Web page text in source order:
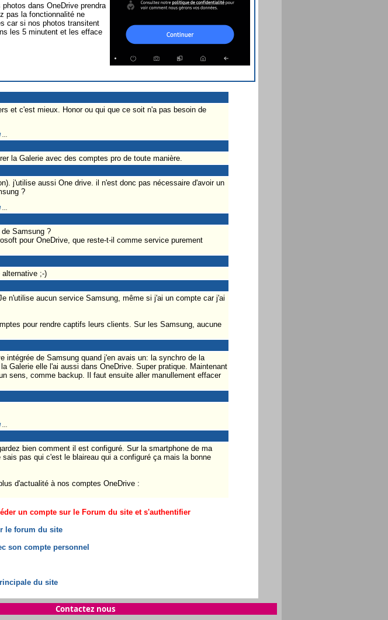
dans OneDrive prendra
pas la fonctionnalité ne
car si nos photos transitent
les 5 minutent et les efface
et c'est mieux. Honor ou qui que ce soit n'a pas besoin de
...
la Galerie avec des comptes pro de toute manière.
j'utilise aussi One drive. il n'est donc pas nécessaire d'avoir un
?
...
Samsung ?
pour OneDrive, que reste-t-il comme service purement
;-)
n'utilise aucun service Samsung, même si j'ai un compte car j'ai
pour rendre captifs leurs clients. Sur les Samsung, aucune
intégrée de Samsung quand j'en avais un: la synchro de la
Galerie elle l'ai aussi dans OneDrive. Super pratique. Maintenant
sens, comme backup. Il faut ensuite aller manullement effacer
...
bien comment il est configuré. Sur la smartphone de ma
pas qui c'est le blaireau qui a configuré ça mais la bonne
d'actualité à nos comptes OneDrive :
un compte sur le Forum du site et s'authentifier
le forum du site
son compte personnel
du site
Contactez nous